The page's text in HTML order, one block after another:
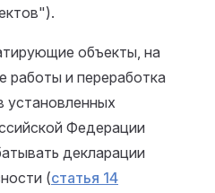
объекты, на
работы и переработка
установленных
Федерации
декларации
(статья 14